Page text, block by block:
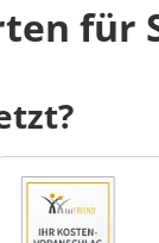
für